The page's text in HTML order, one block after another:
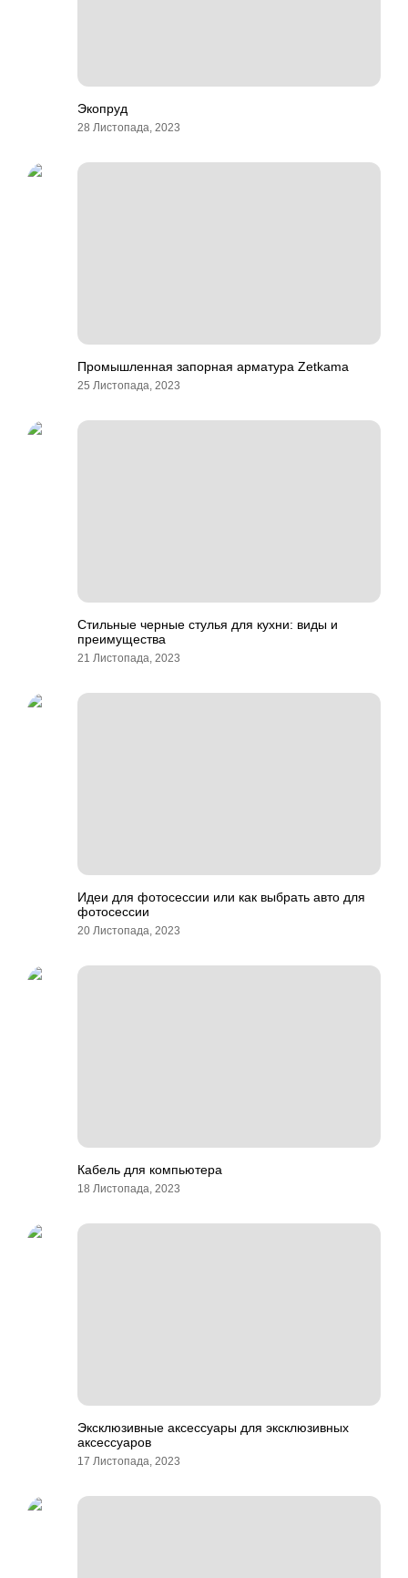
Экопруд
28 Листопада, 2023
Промышленная запорная арматура Zetkama
25 Листопада, 2023
Стильные черные стулья для кухни: виды и
преимущества
21 Листопада, 2023
Идеи для фотосессии или как выбрать авто для
фотосессии
20 Листопада, 2023
Кабель для компьютера
18 Листопада, 2023
Эксклюзивные аксессуары для эксклюзивных
аксессуаров
17 Листопада, 2023